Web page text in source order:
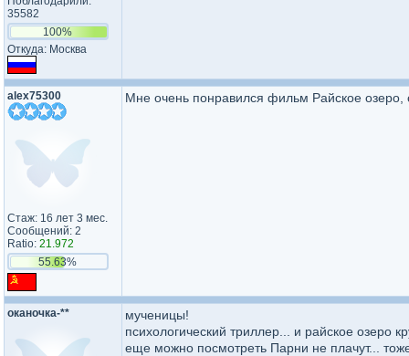
35582
100%
Откуда: Москва
alex75300
Стаж: 16 лет 3 мес.
Сообщений: 2
Ratio: 21.972
55.63%
Мне очень понравился фильм Райское озеро,
оканочка-**
мученицы!
психологический триллер... и райское озеро
еще можно посмотреть Парни не плачут...